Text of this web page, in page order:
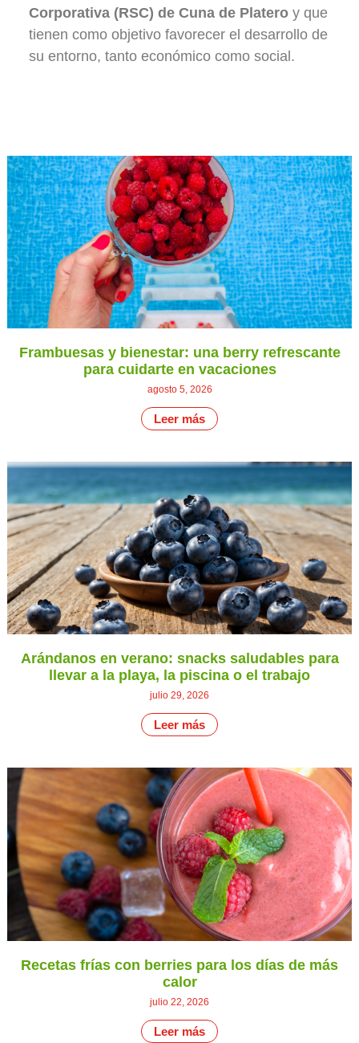
Corporativa (RSC) de Cuna de Plateroy que
tienen como objetivo favorecer el desarrollo de
su entorno, tanto económico como social.
Frambuesas y bienestar: una berry refrescante
para cuidarte en vacaciones
agosto 5, 2026
Leer más
Arándanos en verano: snacks saludables para
llevar a la playa, la piscina o el trabajo
julio 29, 2026
Leer más
Recetas frías con berries para los días de más
calor
julio 22, 2026
Leer más